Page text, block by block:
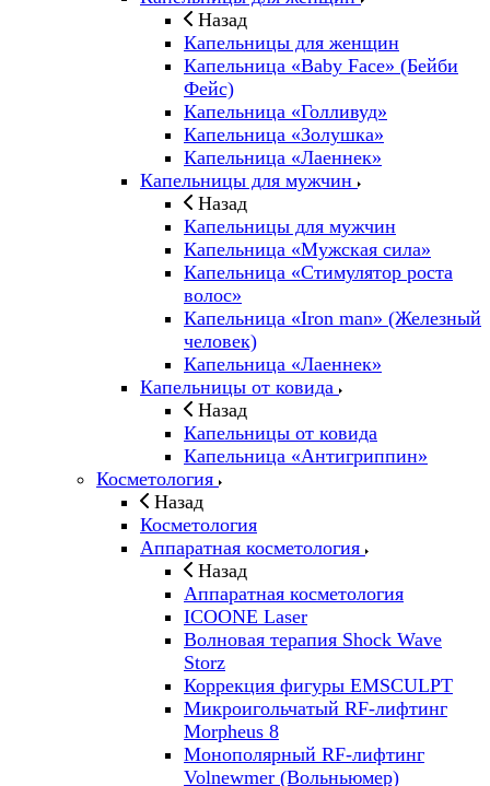
Назад
Капельницы для женщин
Капельница «Baby Face» (Бейби
Фейс)
Капельница «Голливуд»
Капельница «Золушка»
Капельница «Лаеннек»
Капельницы для мужчин
Назад
Капельницы для мужчин
Капельница «Мужская сила»
Капельница «Стимулятор роста
волос»
Капельница «Iron man» (Железный
человек)
Капельница «Лаеннек»
Капельницы от ковида
Назад
Капельницы от ковида
Капельница «Антигриппин»
Косметология
Назад
Косметология
Аппаратная косметология
Назад
Аппаратная косметология
ICOONE Laser
Волновая терапия Shock Wave
Storz
Коррекция фигуры EMSCULPT
Микроигольчатый RF-лифтинг
Morpheus 8
Монополярный RF-лифтинг
Volnewmer (Вольньюмер)